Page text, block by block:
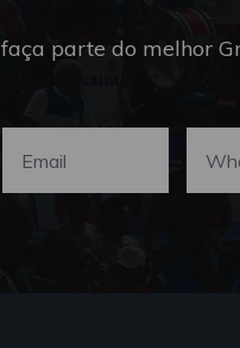
parte do melhor